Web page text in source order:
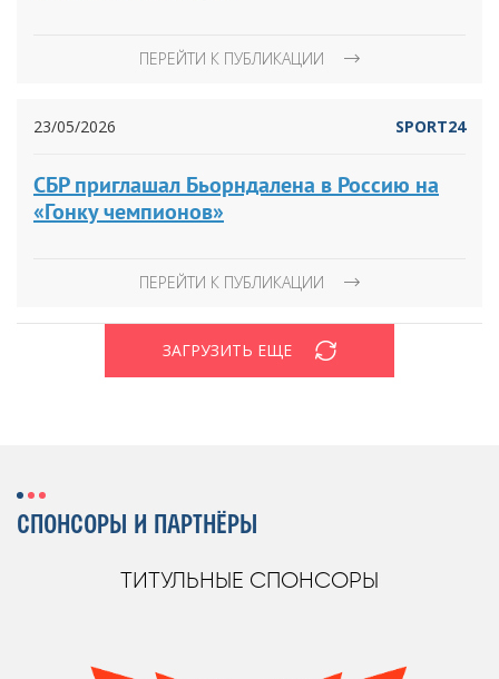
ПЕРЕЙТИ К ПУБЛИКАЦИИ
23/05/2026 SPORT24
СБР приглашал Бьорндалена в Россию на
«Гонку чемпионов»
ПЕРЕЙТИ К ПУБЛИКАЦИИ
ЗАГРУЗИТЬ ЕЩЕ
СПОНСОРЫ И ПАРТНЁРЫ
ТИТУЛЬНЫЕ СПОНСОРЫ